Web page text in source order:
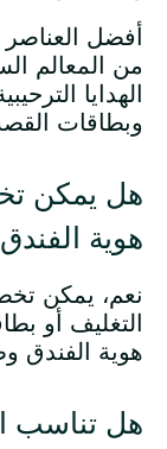
أفضل
من المعالم
الهدايا
وبطاقات
هل يمكن
هوية
نعم، يمكن
التغليف أو
هوية الفندق
هل تناسب